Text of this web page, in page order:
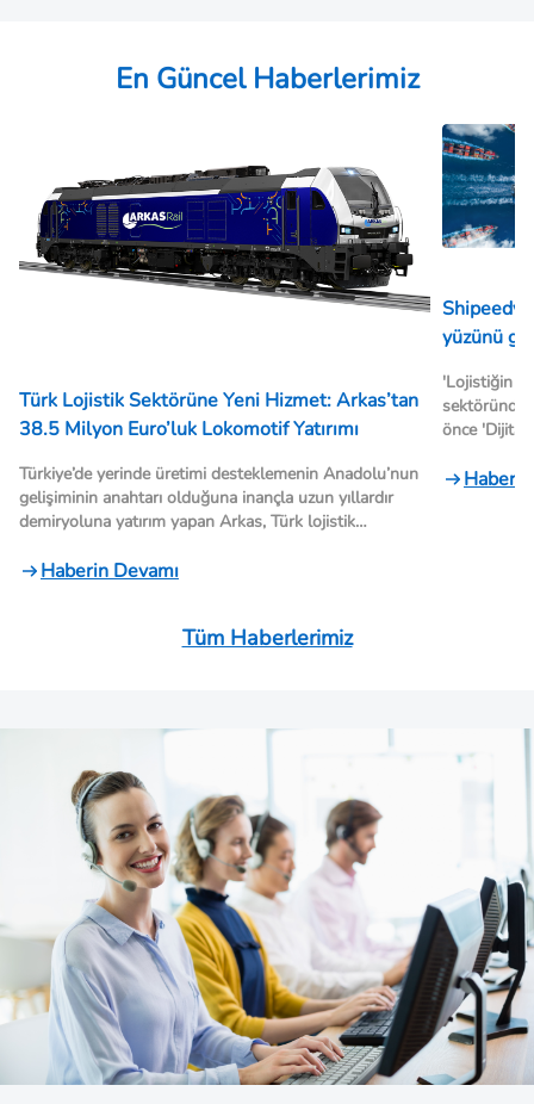
En Güncel Haberlerimiz
Türk Lojistik Sektörüne Yeni Hizmet: Arkas’tan
38.5 Milyon Euro’luk Lokomotif Yatırımı
Türkiye’de yerinde üretimi desteklemenin Anadolu’nun
gelişiminin anahtarı olduğuna inançla uzun yıllardır
demiryoluna yatırım yapan Arkas, Türk lojistik
milyon Euro’luk yatırımla beş Euro Dual model
lokomotiflerle Türkiye’nin önde gelen sanayi
Haberin Devamı
Shipeedy'nin yeni
yüzünü
'Lojistiğin
sektöründe
önce 'Dijital
parsiyel
Tüm Haberlerimiz